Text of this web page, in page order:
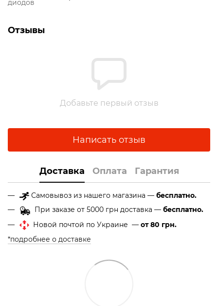
диодов
Отзывы
Добавьте первый отзыв
Написать отзыв
Доставка Оплата Гарантия
Самовывоз из нашего магазина — бесплатно.
При заказе от 5000 грн доставка — бесплатно.
Новой почтой по Украине — от 80 грн.
*подробнее о доставке